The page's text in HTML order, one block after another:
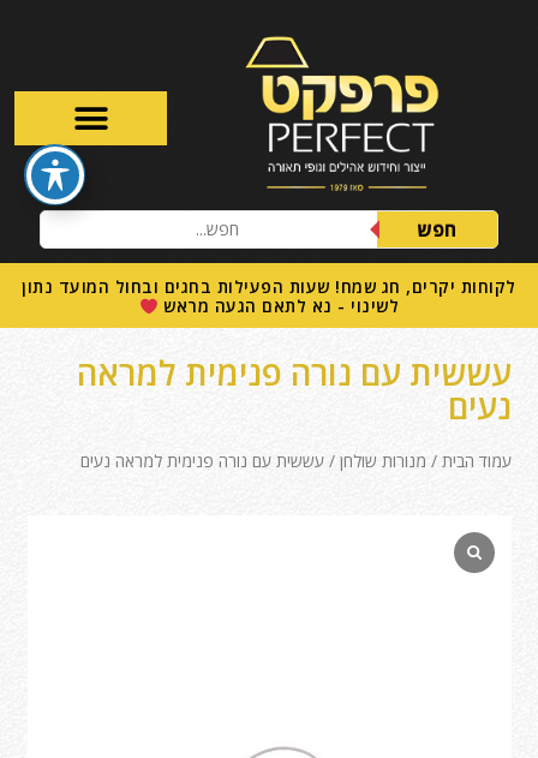
חפש
לקוחות יקרים, חג שמח! שעות הפעילות בחגים ובחול המועד נתון
לשינוי - נא לתאם הגעה מראש
עששית עם נורה פנימית למראה
נעים
עמוד הבית / מנורות שולחן / עששית עם נורה פנימית למראה נעים